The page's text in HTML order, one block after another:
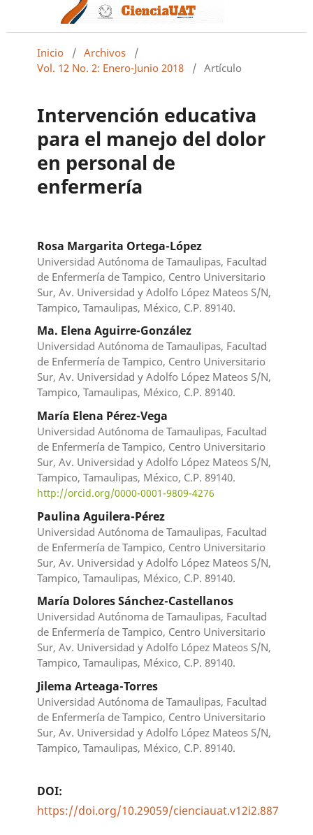
Inicio / Archivos
/
Vol. 12 No. 2: Enero-Junio 2018
/ Artículo
Intervención educativa
para el manejo del dolor
en personal de
enfermería
Rosa Margarita Ortega-López
Universidad Autónoma de Tamaulipas, Facultad
de Enfermería de Tampico, Centro Universitario
Sur, Av. Universidad y Adolfo López Mateos S/N,
Tampico, Tamaulipas, México, C.P. 89140.
Ma. Elena Aguirre-González
Universidad Autónoma de Tamaulipas, Facultad
de Enfermería de Tampico, Centro Universitario
Sur, Av. Universidad y Adolfo López Mateos S/N,
Tampico, Tamaulipas, México, C.P. 89140.
María Elena Pérez-Vega
Universidad Autónoma de Tamaulipas, Facultad
de Enfermería de Tampico, Centro Universitario
Sur, Av. Universidad y Adolfo López Mateos S/N,
Tampico, Tamaulipas, México, C.P. 89140.
http://orcid.org/0000-0001-9809-4276
Paulina Aguilera-Pérez
Universidad Autónoma de Tamaulipas, Facultad
de Enfermería de Tampico, Centro Universitario
Sur, Av. Universidad y Adolfo López Mateos S/N,
Tampico, Tamaulipas, México, C.P. 89140.
María Dolores Sánchez-Castellanos
Universidad Autónoma de Tamaulipas, Facultad
de Enfermería de Tampico, Centro Universitario
Sur, Av. Universidad y Adolfo López Mateos S/N,
Tampico, Tamaulipas, México, C.P. 89140.
Jilema Arteaga-Torres
Universidad Autónoma de Tamaulipas, Facultad
de Enfermería de Tampico, Centro Universitario
Sur, Av. Universidad y Adolfo López Mateos S/N,
Tampico, Tamaulipas, México, C.P. 89140.
DOI:
https://doi.org/10.29059/cienciauat.v12i2.887